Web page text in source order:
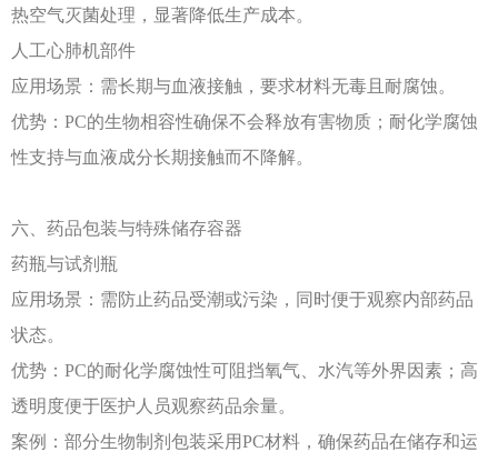
热空气灭菌处理，显著降低生产成本。
人工心肺机部件
应用场景：需长期与血液接触，要求材料无毒且耐腐蚀。
优势： PC的生物相容性确保不会释放有害物质；耐化学腐蚀
性支持与血液成分长期接触而不降解。
六、药品包装与特殊储存容器
药瓶与试剂瓶
应用场景：需防止药品受潮或污染，同时便于观察内部药品
状态。
优势： PC的耐化学腐蚀性可阻挡氧气、水汽等外界因素；高
透明度便于医护人员观察药品余量。
案例：部分生物制剂包装采用PC材料，确保药品在储存和运